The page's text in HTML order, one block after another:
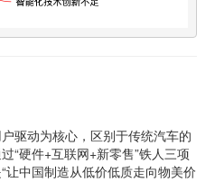
户驱动为核心，区别于传统汽车的
“硬件+互联网+新零售”铁人三项
让中国制造从低价低质走向物美价